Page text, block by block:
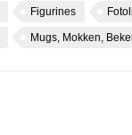
Figurines
Mugs, Mokken,